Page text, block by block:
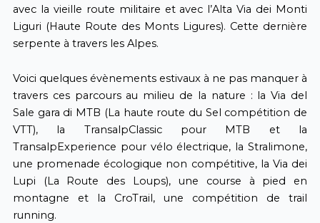
avec la vieille route militaire et avec l’Alta Via dei Monti
Liguri (Haute Route des Monts Ligures). Cette dernière
serpente à travers les Alpes.
Voici quelques évènements estivaux à ne pas manquer à
travers ces parcours au milieu de la nature : la Via del
Sale gara di MTB (La haute route du Sel compétition de
VTT), la TransalpClassic pour MTB et la
TransalpExperience pour vélo électrique, la Stralimone,
une promenade écologique non compétitive, la Via dei
Lupi (La Route des Loups), une course à pied en
montagne et la CroTrail, une compétition de trail
running.